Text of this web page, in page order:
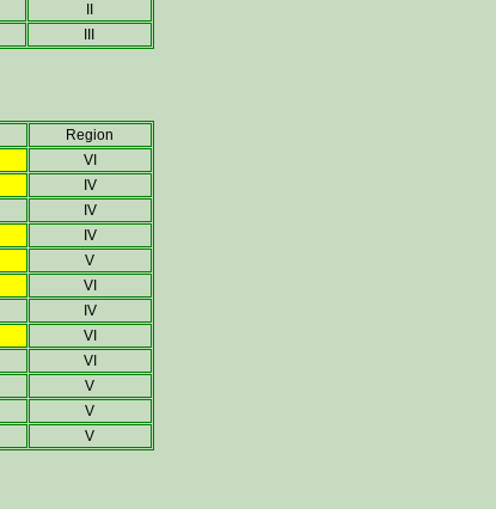
Region
VI
IV
IV
IV
V
VI
IV
VI
VI
V
V
V